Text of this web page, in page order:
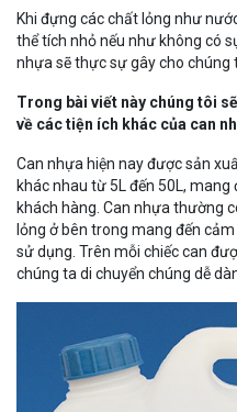
Khi đựng các chất lỏng như
thể tích nhỏ nếu như không có
nhựa sẽ thực sự gây cho chúng
Trong bài viết này chúng tôi
về các tiện ích khác của can
Can nhựa hiện nay được sản
khác nhau từ 5L đến 50L,
khách hàng. Can nhựa thường
lỏng ở bên trong mang đến
sử dụng. Trên mỗi chiếc can
chúng ta di chuyển chúng dễ